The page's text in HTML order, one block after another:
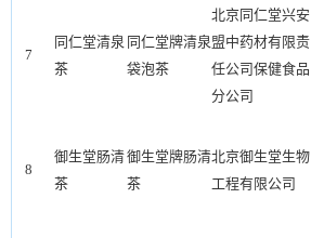
7
同仁堂清泉
茶
同仁堂牌清泉
袋泡茶
北京同仁堂兴安
盟中药材有限责
任公司保健食品
分公司
8
御生堂肠清
茶
御生堂牌肠清
茶
北京御生堂生物
工程有限公司